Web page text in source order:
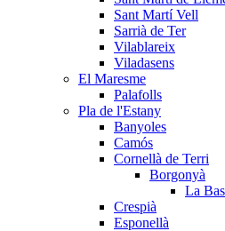
Sant Martí Vell
Sarrià de Ter
Vilablareix
Viladasens
El Maresme
Palafolls
Pla de l'Estany
Banyoles
Camós
Cornellà de Terri
Borgonyà
La
Crespià
Esponellà